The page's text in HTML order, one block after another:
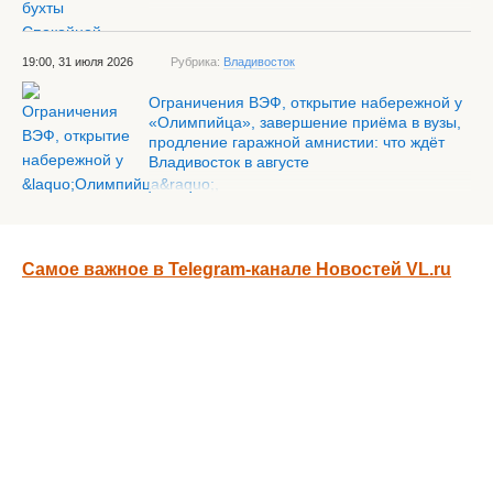
19:00, 31 июля 2026 Рубрика: Владивосток
Ограничения ВЭФ, открытие набережной у
«Олимпийца», завершение приёма в вузы,
продление гаражной амнистии: что ждёт
Владивосток в августе
Самое важное в Telegram-канале Новостей VL.ru